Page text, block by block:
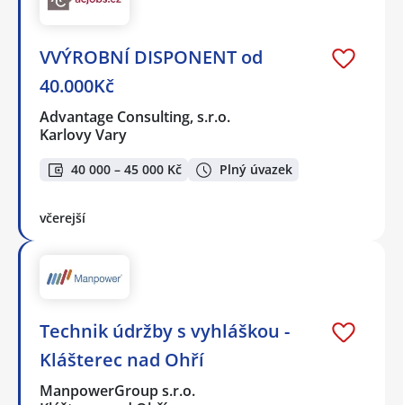
VVÝROBNÍ DISPONENT od
40.000Kč
Advantage Consulting, s.r.o.
Karlovy Vary
40 000 – 45 000 Kč Plný úvazek
včerejší
Technik údržby s vyhláškou -
Klášterec nad Ohří
ManpowerGroup s.r.o.